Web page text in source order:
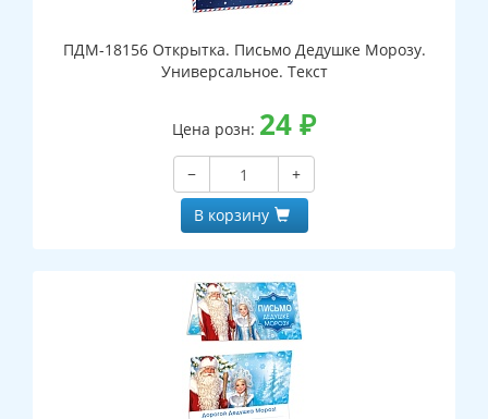
ПДМ-18156 Открытка. Письмо Дедушке Морозу.
Универсальное. Текст
Цена розн: 24₽
−
+
В корзину